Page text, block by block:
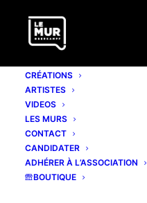
CRÉATIONS
ARTISTES
VIDEOS
LES MURS
CONTACT
CANDIDATER
ADHÉRER À L’ASSOCIATION
BOUTIQUE